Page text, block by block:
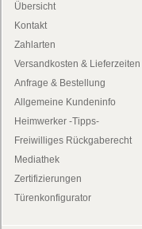
Übersicht
Kontakt
Zahlarten
Versandkosten & Lieferzeiten
Anfrage & Bestellung
Allgemeine Kundeninfo
Heimwerker -Tipps-
Freiwilliges Rückgaberecht
Mediathek
Zertifizierungen
Türenkonfigurator